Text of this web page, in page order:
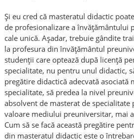
Şi eu cred că masteratul didactic
de profesionalizare a învăţământului
cale unică. Aşadar, trebuie gândite
la profesura din învăţământul
studenţii care optează după licenţă
specialitate, nu pentru unul didactic,
pregătire didactică adecvată asociată
specialitate, să predea la nivel
absolvent de masterat de specialitate
valoare mediului preuniversitar, mai
Cum să se facă această pregătire
din masteratul didactic este o